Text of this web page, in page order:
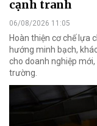
cạnh tranh
06/08/2026 11:05
Hoàn thiện cơ chế lựa
hướng minh bạch,
cho doanh nghiệp
trường.